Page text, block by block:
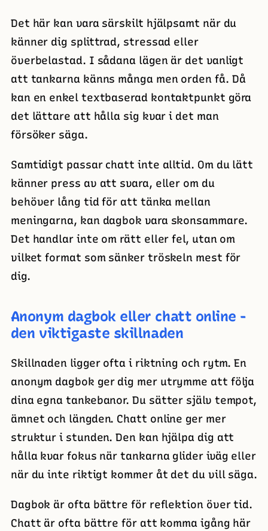
Det här kan vara särskilt hjälpsamt när du
känner dig splittrad, stressad eller
överbelastad. I sådana lägen är det vanligt
att tankarna känns många men orden få. Då
kan en enkel textbaserad kontaktpunkt göra
det lättare att hålla sig kvar i det man
försöker säga.
Samtidigt passar chatt inte alltid. Om du lätt
känner press av att svara, eller om du
behöver lång tid för att tänka mellan
meningarna, kan dagbok vara skonsammare.
Det handlar inte om rätt eller fel, utan om
vilket format som sänker tröskeln mest för
dig.
Anonym dagbok eller chatt online -
den viktigaste skillnaden
Skillnaden ligger ofta i riktning och rytm. En
anonym dagbok ger dig mer utrymme att följa
dina egna tankebanor. Du sätter själv tempot,
ämnet och längden. Chatt online ger mer
struktur i stunden. Den kan hjälpa dig att
hålla kvar fokus när tankarna glider iväg eller
när du inte riktigt kommer åt det du vill säga.
Dagbok är ofta bättre för reflektion över tid.
Chatt är ofta bättre för att komma igång här